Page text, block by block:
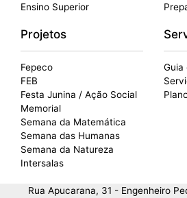
Ensino Superior
Projetos
Fepeco
FEB
Festa Junina / Ação Social
Memorial
Semana da Matemática
Semana das Humanas
Semana da Natureza
Intersalas
Guia
Rua Apucarana, 31 - Engenheiro